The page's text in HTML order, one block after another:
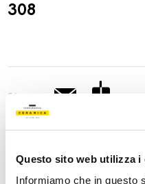
Questo sito web utilizza i
Informiamo che in questo
308
Share: